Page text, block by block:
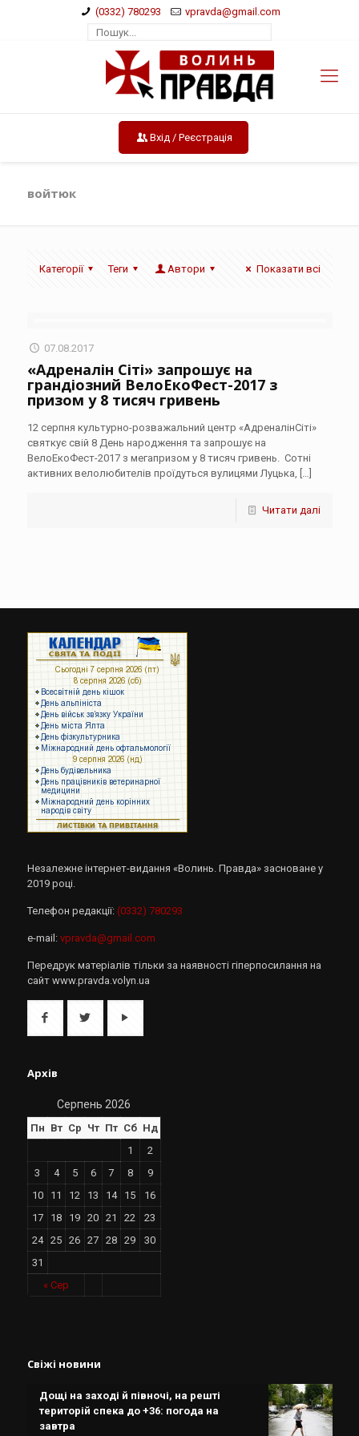
(0332) 780293 vpravda@gmail.com
Вхід / Реєстрація
войтюк
Категорії Теги Автори Показати всі
07.08.2017
«Адреналін Сіті» запрошує на
грандіозний ВелоЕкоФест-2017 з
призом у 8 тисяч гривень
12 серпня культурно-розважальний центр «АдреналінСіті»
святкує свій 8 День народження та запрошує на
ВелоЕкоФест-2017 з мегапризом у 8 тисяч гривень. Сотні
активних велолюбителів проїдуться вулицями Луцька, […]
Читати далі
Незалежне інтернет-видання «Волинь. Правда» засноване у
2019 році.
Телефон редакції: (0332) 780293
e-mail: vpravda@gmail.com
Передрук матеріалів тільки за наявності гіперпосилання на
сайт www.pravda.volyn.ua
Архів
Серпень 2026
Пн Вт Ср Чт Пт Сб Нд
« Сер
1
2
3
4 5 6 7 8
9
10
11 12 13 14 15
16
17
18 19 20 21 22
23
24
25 26 27 28 29
30
31
Свіжі новини
Дощі на заході й півночі, на решті
територій спека до +36: погода на
завтра